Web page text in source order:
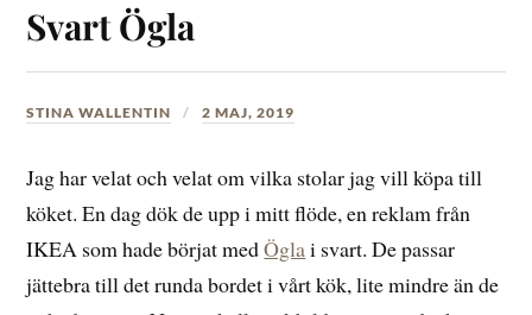
Svart Ögla
STINA WALLENTIN 2 MAJ, 2019
Jag har velat och velat om vilka stolar jag vill köpa till
köket. En dag dök de upp i mitt flöde, en reklam från
IKEA som hade börjat medÖglai svart. De passar
jättebra till det runda bordet i vårt kök, lite mindre än de